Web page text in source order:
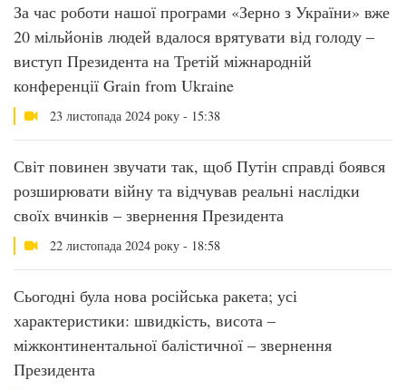
За час роботи нашої програми «Зерно з України» вже
20 мільйонів людей вдалося врятувати від голоду –
виступ Президента на Третій міжнародній
конференції Grain from Ukraine
23 листопада 2024 року - 15:38
Світ повинен звучати так, щоб Путін справді боявся
розширювати війну та відчував реальні наслідки
своїх вчинків – звернення Президента
22 листопада 2024 року - 18:58
Сьогодні була нова російська ракета; усі
характеристики: швидкість, висота –
міжконтинентальної балістичної – звернення
Президента